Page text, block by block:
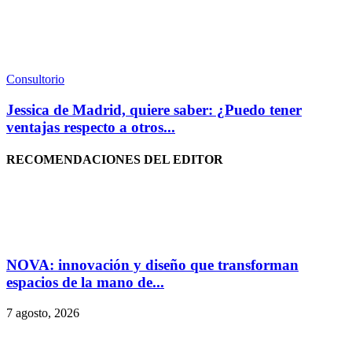
Consultorio
Jessica de Madrid, quiere saber: ¿Puedo tener
ventajas respecto a otros...
RECOMENDACIONES DEL EDITOR
NOVA: innovación y diseño que transforman
espacios de la mano de...
7 agosto, 2026